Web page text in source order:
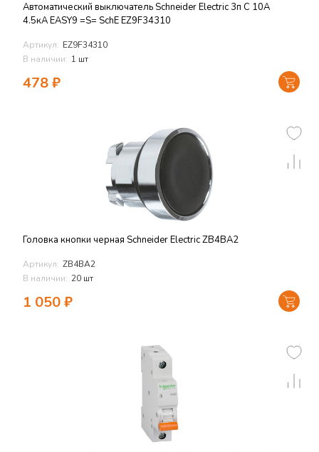
Автоматический выключатель Schneider Electric 3п C 10А
4.5кА EASY9 =S= SchE EZ9F34310
Артикул: EZ9F34310
В наличии: 1 шт
478₽
Головка кнопки черная Schneider Electric ZB4BA2
Артикул: ZB4BA2
В наличии: 20 шт
1 050₽